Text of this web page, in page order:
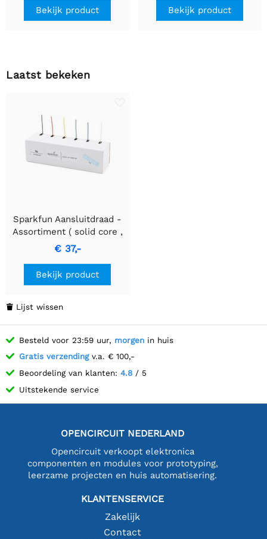
Bekijk product Bekijk product
Laatst bekeken
Sparkfun Aansluitdraad -
Assortiment ( solid core ,
22 AWG)
€ 37,-
Bekijk product
 Lijst wissen
Besteld voor 23:59 uur, morgen in huis
Gratis verzendingv.a. € 100,-
Beoordeling van klanten: 4.8 / 5
Uitstekende service
OPENCIRCUIT NEDERLAND
Opencircuit verkoopt elektronica
componenten en modules voor prototyping,
leerzame projecten en huis automatisering.
KLANTENSERVICE
Zakelijk
Contact